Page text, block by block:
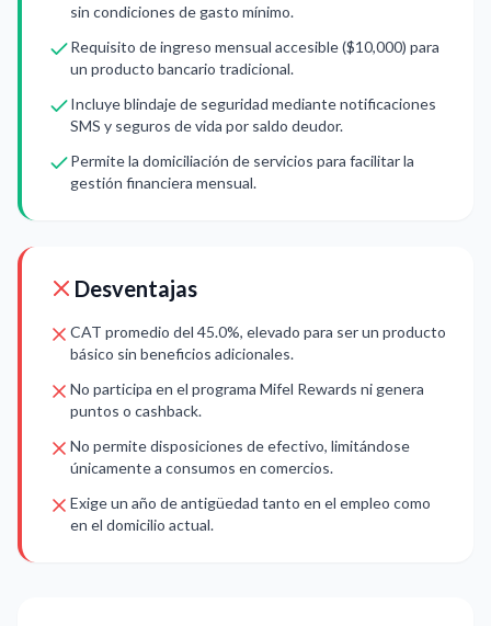
sin condiciones de gasto mínimo.
Requisito de ingreso mensual accesible ($10,000) para
un producto bancario tradicional.
Incluye blindaje de seguridad mediante notificaciones
SMS y seguros de vida por saldo deudor.
Permite la domiciliación de servicios para facilitar la
gestión financiera mensual.
Desventajas
CAT promedio del 45.0%, elevado para ser un producto
básico sin beneficios adicionales.
No participa en el programa Mifel Rewards ni genera
puntos o cashback.
No permite disposiciones de efectivo, limitándose
únicamente a consumos en comercios.
Exige un año de antigüedad tanto en el empleo como
en el domicilio actual.